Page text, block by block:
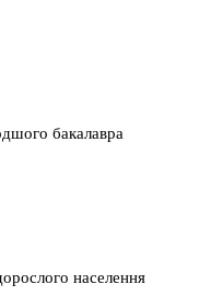
бакалавра
населення